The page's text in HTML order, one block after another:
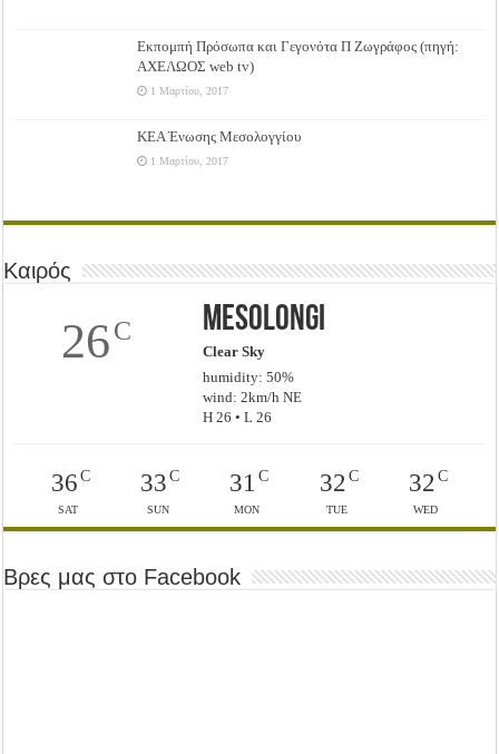
Εκπομπή Πρόσωπα και Γεγονότα Π Ζωγράφος (πηγή:
ΑΧΕΛΩΟΣ web tv)
1 Μαρτίου, 2017
ΚΕΑ Ένωσης Μεσολογγίου
1 Μαρτίου, 2017
Καιρός
26C Mesolongi
Clear Sky
humidity: 50%
wind: 2km/h NE
H 26 • L 26
36C
SAT
33C
SUN
31 C
MON
32C
TUE
32C
WED
Βρες μας στο Facebook